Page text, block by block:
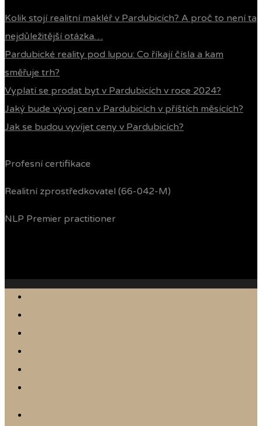
Kolik stojí realitní makléř v Pardubicích? A proč to není ta
nejdůležitější otázka…
Pardubické reality pod lupou: Co říkají čísla a kam
směřuje trh?
Vyplatí se prodat byt v Pardubicích v roce 2024?
Jaký bude vývoj cen v Pardubicích v příštích měsících?
Jak se budou vyvíjet ceny v Pardubicích?
Profesní certifikace
Realitní zprostředkovatel (66-042-M)
NLP Premier practitioner